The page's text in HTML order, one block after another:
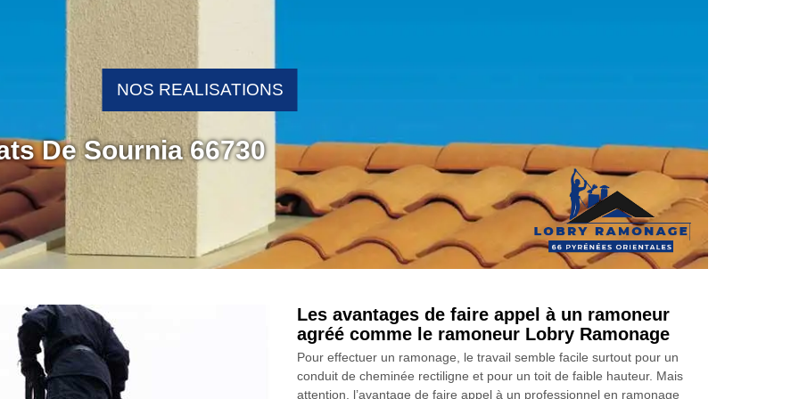
De Sournia 66730
NOS REALISATIONS
Les avantages de faire appel à un ramoneur
agréé comme le ramoneur Lobry Ramonage
Pour effectuer un ramonage, le travail semble facile surtout pour un
conduit de cheminée rectiligne et pour un toit de faible hauteur. Mais
attention, l’avantage de faire appel à un professionnel en ramonage